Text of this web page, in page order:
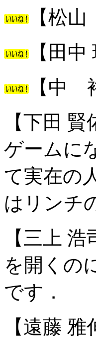
【松
【田中
【中
【下田
ゲームに
て実在の
はリンチ
【三上
を開くの
です．
【遠藤